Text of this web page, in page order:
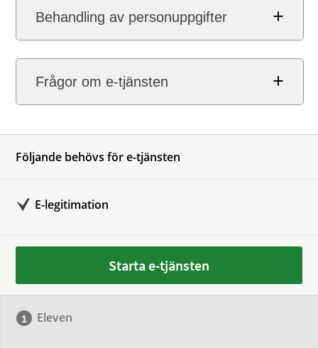
Behandling av personuppgifter
Frågor om e-tjänsten
Följande behövs för e-tjänsten
E-legitimation
Starta e-tjänsten
Eleven